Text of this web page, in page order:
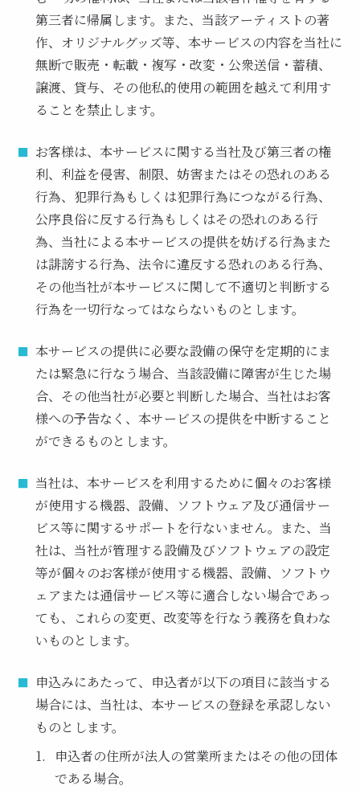
第三者に帰属します。また、当該アーティストの著
作、オリジナルグッズ等、本サービスの内容を当社に
無断で販売・転載・複写・改変・公衆送信・蓄積、
譲渡、貸与、その他私的使用の範囲を越えて利用す
ることを禁止します。
お客様は、本サービスに関する当社及び第三者の権
利、利益を侵害、制限、妨害またはその恐れのある
行為、犯罪行為もしくは犯罪行為につながる行為、
公序良俗に反する行為もしくはその恐れのある行
為、当社による本サービスの提供を妨げる行為また
は誹謗する行為、法令に違反する恐れのある行為、
その他当社が本サービスに関して不適切と判断する
行為を一切行なってはならないものとします。
本サービスの提供に必要な設備の保守を定期的にま
たは緊急に行なう場合、当該設備に障害が生じた場
合、その他当社が必要と判断した場合、当社はお客
様への予告なく、本サービスの提供を中断すること
ができるものとします。
当社は、本サービスを利用するために個々のお客様
が使用する機器、設備、ソフトウェア及び通信サー
ビス等に関するサポートを行ないません。また、当
社は、当社が管理する設備及びソフトウェアの設定
等が個々のお客様が使用する機器、設備、ソフトウ
ェアまたは通信サービス等に適合しない場合であっ
ても、これらの変更、改変等を行なう義務を負わな
いものとします。
申込みにあたって、申込者が以下の項目に該当する
場合には、当社は、本サービスの登録を承認しない
ものとします。
申込者の住所が法人の営業所またはその他の団体
である場合。